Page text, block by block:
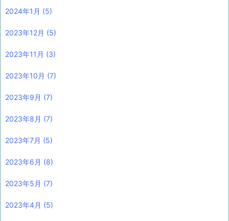
2024年1月 (5)
2023年12月 (5)
2023年11月 (3)
2023年10月 (7)
2023年9月 (7)
2023年8月 (7)
2023年7月 (5)
2023年6月 (8)
2023年5月 (7)
2023年4月 (5)